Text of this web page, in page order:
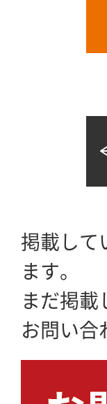
掲載して
ます。
まだ掲載
お問い合